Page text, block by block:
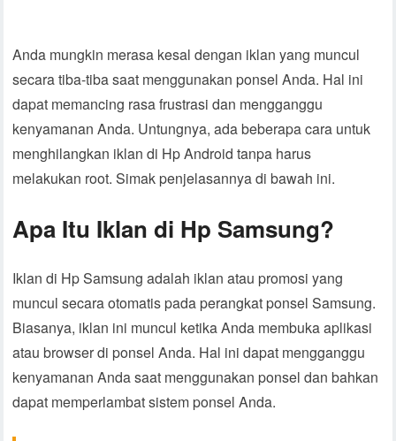
Anda mungkin merasa kesal dengan iklan yang muncul
secara tiba-tiba saat menggunakan ponsel Anda. Hal ini
dapat memancing rasa frustrasi dan mengganggu
kenyamanan Anda. Untungnya, ada beberapa cara untuk
menghilangkan iklan di Hp Android tanpa harus
melakukan root. Simak penjelasannya di bawah ini.
Apa Itu Iklan di Hp Samsung?
Iklan di Hp Samsung adalah iklan atau promosi yang
muncul secara otomatis pada perangkat ponsel Samsung.
Biasanya, iklan ini muncul ketika Anda membuka aplikasi
atau browser di ponsel Anda. Hal ini dapat mengganggu
kenyamanan Anda saat menggunakan ponsel dan bahkan
dapat memperlambat sistem ponsel Anda.